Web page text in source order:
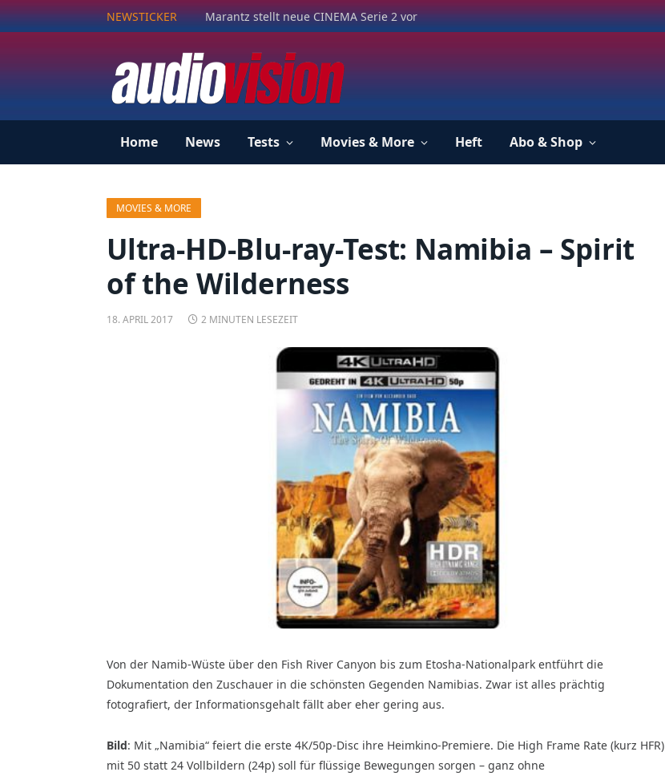
NEWSTICKER Marantz stellt neue CINEMA Serie 2 vor
Home News Tests Movies & More Heft Abo & Shop
MOVIES & MORE
Ultra-HD-Blu-ray-Test: Namibia – Spirit
of the Wilderness
18. APRIL 2017 2 MINUTEN LESEZEIT
Von der Namib-Wüste über den Fish River Canyon bis zum Etosha-Nationalpark entführt die
Dokumentation den Zuschauer in die schönsten Gegenden Namibias. Zwar ist alles prächtig
fotografiert, der Informationsgehalt fällt aber eher gering aus.
Bild: Mit „Namibia“ feiert die erste 4K/50p-Disc ihre Heimkino-Premiere. Die High Frame Rate (kurz HFR)
mit 50 statt 24 Vollbildern (24p) soll für flüssige Bewegungen sorgen – ganz ohne